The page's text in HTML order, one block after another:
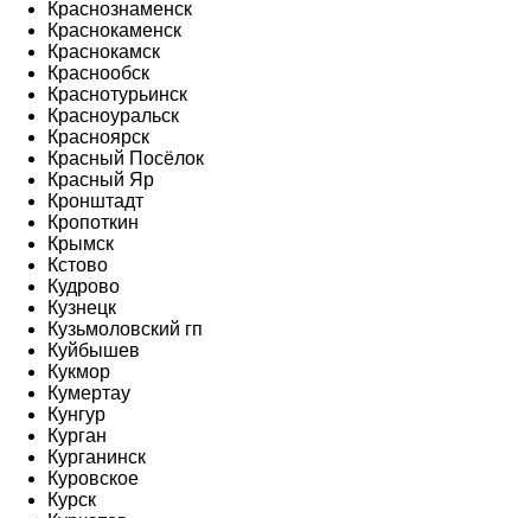
Краснознаменск
Краснокаменск
Краснокамск
Краснообск
Краснотурьинск
Красноуральск
Красноярск
Красный Посёлок
Красный Яр
Кронштадт
Кропоткин
Крымск
Кстово
Кудрово
Кузнецк
Кузьмоловский гп
Куйбышев
Кукмор
Кумертау
Кунгур
Курган
Курганинск
Куровское
Курск